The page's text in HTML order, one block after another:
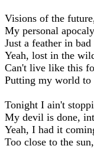
Visions of the
My personal
Just a feather in bad
Yeah, lost in the
Can't live like this
Putting my world to
Tonight I ain't
My devil is done,
Yeah, I had it
Too close to the